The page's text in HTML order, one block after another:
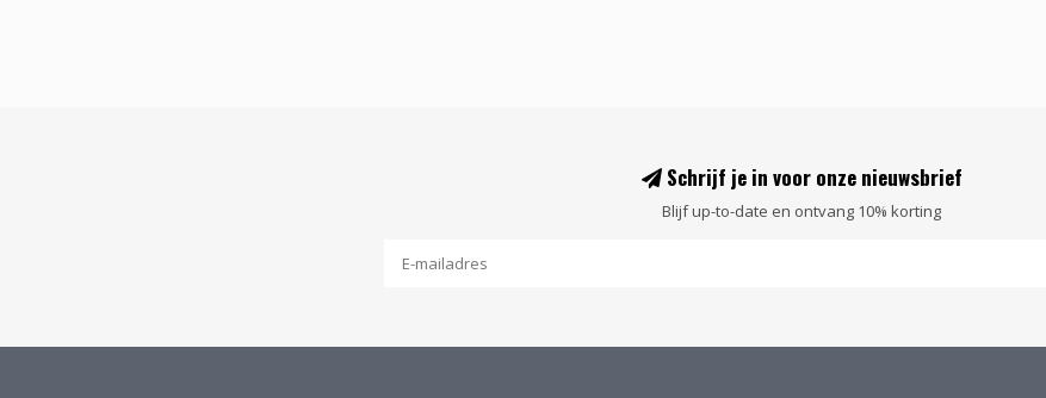
Schrijf je in voor onze nieuwsbrief
Blijf up-to-date en ontvang 10% korting